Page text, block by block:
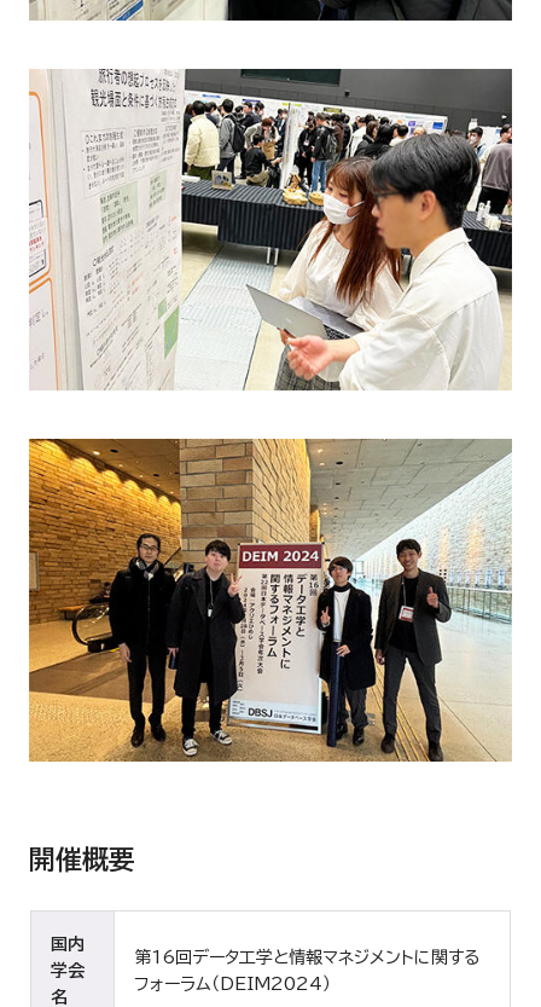
開催概要
国内
学会
名
第16回データ工学と情報マネジメントに関する
フォーラム（DEIM2024）